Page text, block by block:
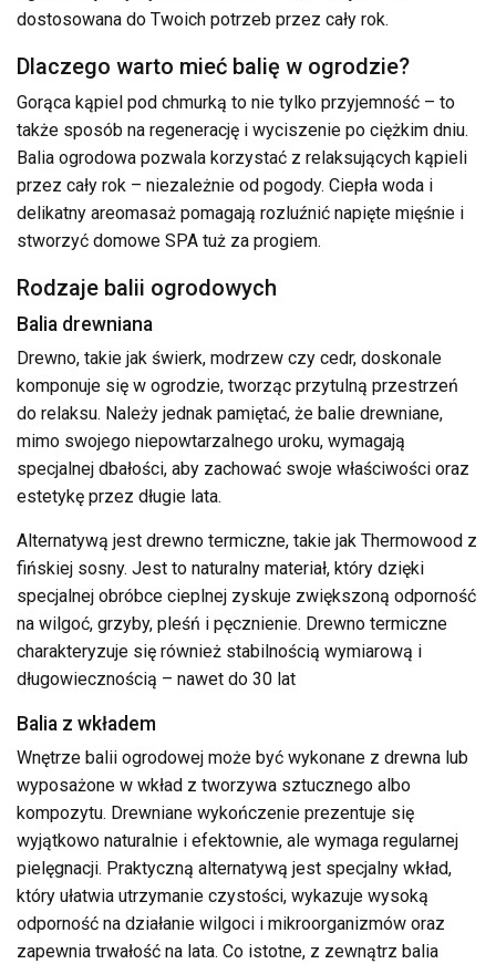
dostosowana do Twoich potrzeb przez cały rok.
Dlaczego warto mieć balię w ogrodzie?
Gorąca kąpiel pod chmurką to nie tylko przyjemność – to
także sposób na regenerację i wyciszenie po ciężkim dniu.
Balia ogrodowa pozwala korzystać z relaksujących kąpieli
przez cały rok – niezależnie od pogody. Ciepła woda i
delikatny areomasaż pomagają rozluźnić napięte mięśnie i
stworzyć domowe SPA tuż za progiem.
Rodzaje balii ogrodowych
Balia drewniana
Drewno, takie jak świerk, modrzew czy cedr, doskonale
komponuje się w ogrodzie, tworząc przytulną przestrzeń
do relaksu. Należy jednak pamiętać, że balie drewniane,
mimo swojego niepowtarzalnego uroku, wymagają
specjalnej dbałości, aby zachować swoje właściwości oraz
estetykę przez długie lata.
Alternatywą jest drewno termiczne, takie jak Thermowood z
fińskiej sosny. Jest to naturalny materiał, który dzięki
specjalnej obróbce cieplnej zyskuje zwiększoną odporność
na wilgoć, grzyby, pleśń i pęcznienie. Drewno termiczne
charakteryzuje się również stabilnością wymiarową i
długowiecznością – nawet do 30 lat
Balia z wkładem
Wnętrze balii ogrodowej może być wykonane z drewna lub
wyposażone w wkład z tworzywa sztucznego albo
kompozytu. Drewniane wykończenie prezentuje się
wyjątkowo naturalnie i efektownie, ale wymaga regularnej
pielęgnacji. Praktyczną alternatywą jest specjalny wkład,
który ułatwia utrzymanie czystości, wykazuje wysoką
odporność na działanie wilgoci i mikroorganizmów oraz
zapewnia trwałość na lata. Co istotne, z zewnątrz balia